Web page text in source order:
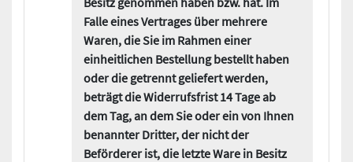
Falle eines Vertrages über mehrere
Waren, die Sie im Rahmen einer
einheitlichen Bestellung bestellt haben
oder die getrennt geliefert werden,
beträgt die Widerrufsfrist 14 Tage ab
dem Tag, an dem Sie oder ein von Ihnen
benannter Dritter, der nicht der
Beförderer ist, die letzte Ware in Besitz